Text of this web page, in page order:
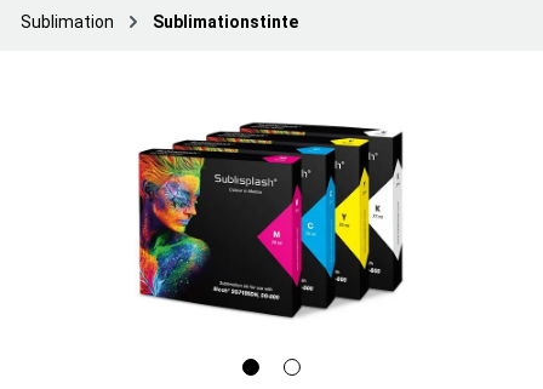
Sublimation Sublimationstinte